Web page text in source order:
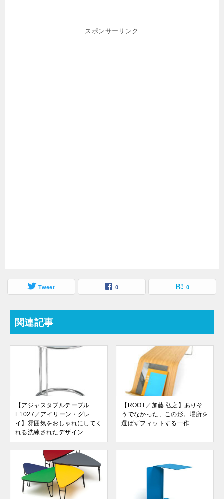
スポンサーリンク
Tweet 0 0
関連記事
【アジャスタブルテーブル
E1027／アイリーン・グレ
イ】雰囲気をおしゃれにしてく
れる洗練されたデザイン
【ROOT／加藤 弘之】ありそ
うでなかった、この形。場所を
選ばずフィットする一作